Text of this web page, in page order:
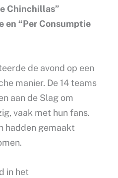
Chinchillas”
en “Per Consumptie
de avond op een
manier. De 14 teams
aan de Slag om
vaak met hun fans.
hadden gemaakt
in het